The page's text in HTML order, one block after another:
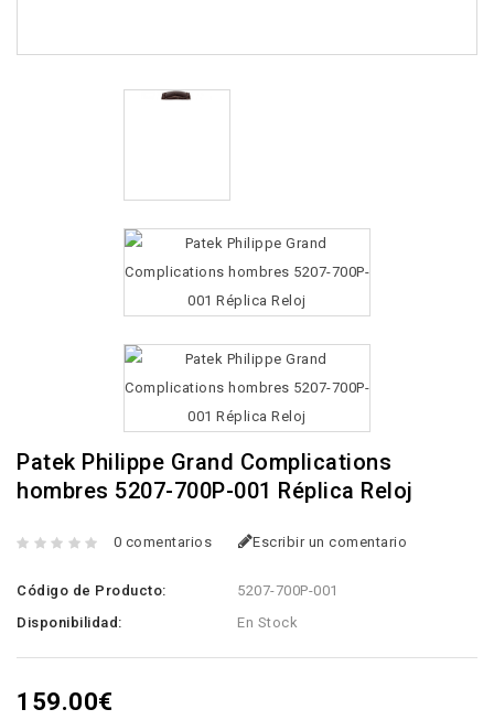
Patek Philippe Grand Complications
hombres 5207-700P-001 Réplica Reloj
0 comentarios Escribir un comentario
Código de Producto:
5207-700P-001
Disponibilidad:
En Stock
159.00€